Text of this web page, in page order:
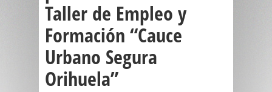
Taller de Empleo y
Formación “Cauce
Urbano Segura
Orihuela”